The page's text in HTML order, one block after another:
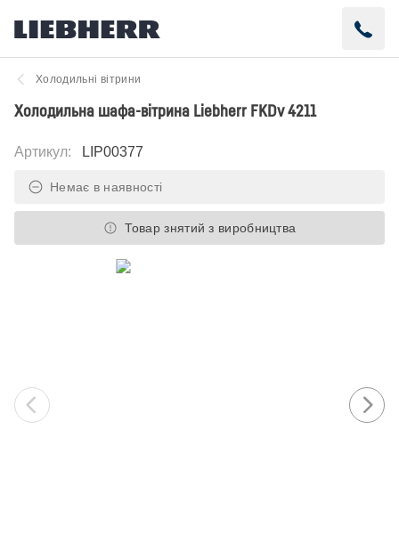
Холодильні вітрини
Холодильна шафа-вітрина Liebherr FKDv 4211
Артикул: LIP00377
Немає в наявності
Товар знятий з виробництва